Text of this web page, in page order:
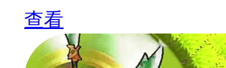
查看